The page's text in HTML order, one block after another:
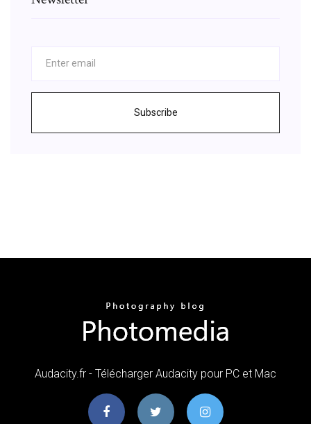
Subscribe
Audacity.fr - Télécharger Audacity pour PC et Mac